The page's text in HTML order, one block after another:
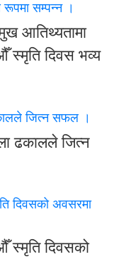
आतिथ्यतामा
स्मृति दिवस भव्य
ढकालले जित्न
स्मृति दिवसको